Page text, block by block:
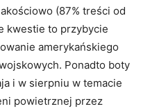
(87% treści od
kwestie to przybycie
amerykańskiego
Ponadto boty
i w sierpniu w temacie
powietrznej przez